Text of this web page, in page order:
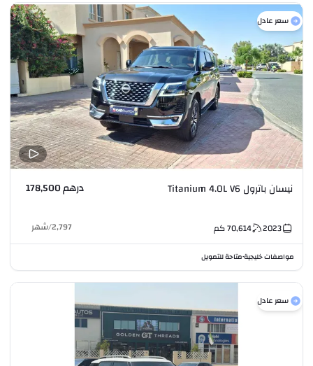
سعر عادل
نيسان باترول Titanium 4.0L V6 درهم 178,500
2023
70,614كم 2,797
/شهر
مواصفات خليجية•متاحة للتمويل
سعر عادل